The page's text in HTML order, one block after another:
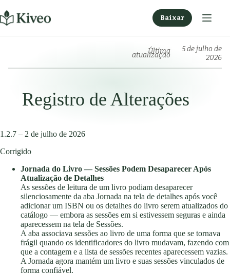
para
o
Baixar
Última
atualização
5 de julho de
2026
Registro de Alterações
1.2.7 – 2 de julho de 2026
Corrigido
Jornada do Livro — Sessões Podem Desaparecer Após
Atualização de Detalhes
As sessões de leitura de um livro podiam desaparecer
silenciosamente da aba Jornada na tela de detalhes após você
adicionar um ISBN ou os detalhes do livro serem atualizados do
catálogo — embora as sessões em si estivessem seguras e ainda
aparecessem na tela de Sessões.
A aba associava sessões ao livro de uma forma que se tornava
frágil quando os identificadores do livro mudavam, fazendo com
que a contagem e a lista de sessões recentes aparecessem vazias.
A Jornada agora mantém um livro e suas sessões vinculados de
forma confiável.